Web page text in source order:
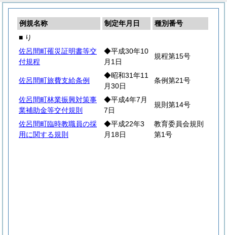
例規名称 制定年月日
種別番号
■ り
佐呂間町罹災証明書等交
付規程
◆平成30年10
月1日
規程第15号
佐呂間町旅費支給条例
◆昭和31年11
月30日
条例第21号
佐呂間町林業振興対策事
業補助金等交付規則
◆平成4年7月
7日
規則第14号
佐呂間町臨時教職員の採
用に関する規則
◆平成22年3
月18日
教育委員会規則
第1号